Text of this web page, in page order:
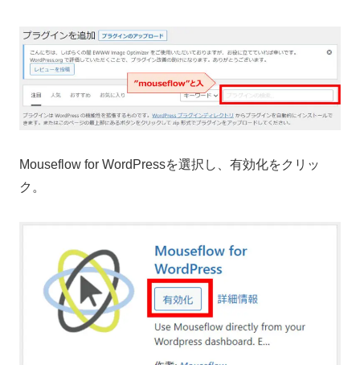
Mouseflow for WordPressを選択し、有効化をクリッ
ク。